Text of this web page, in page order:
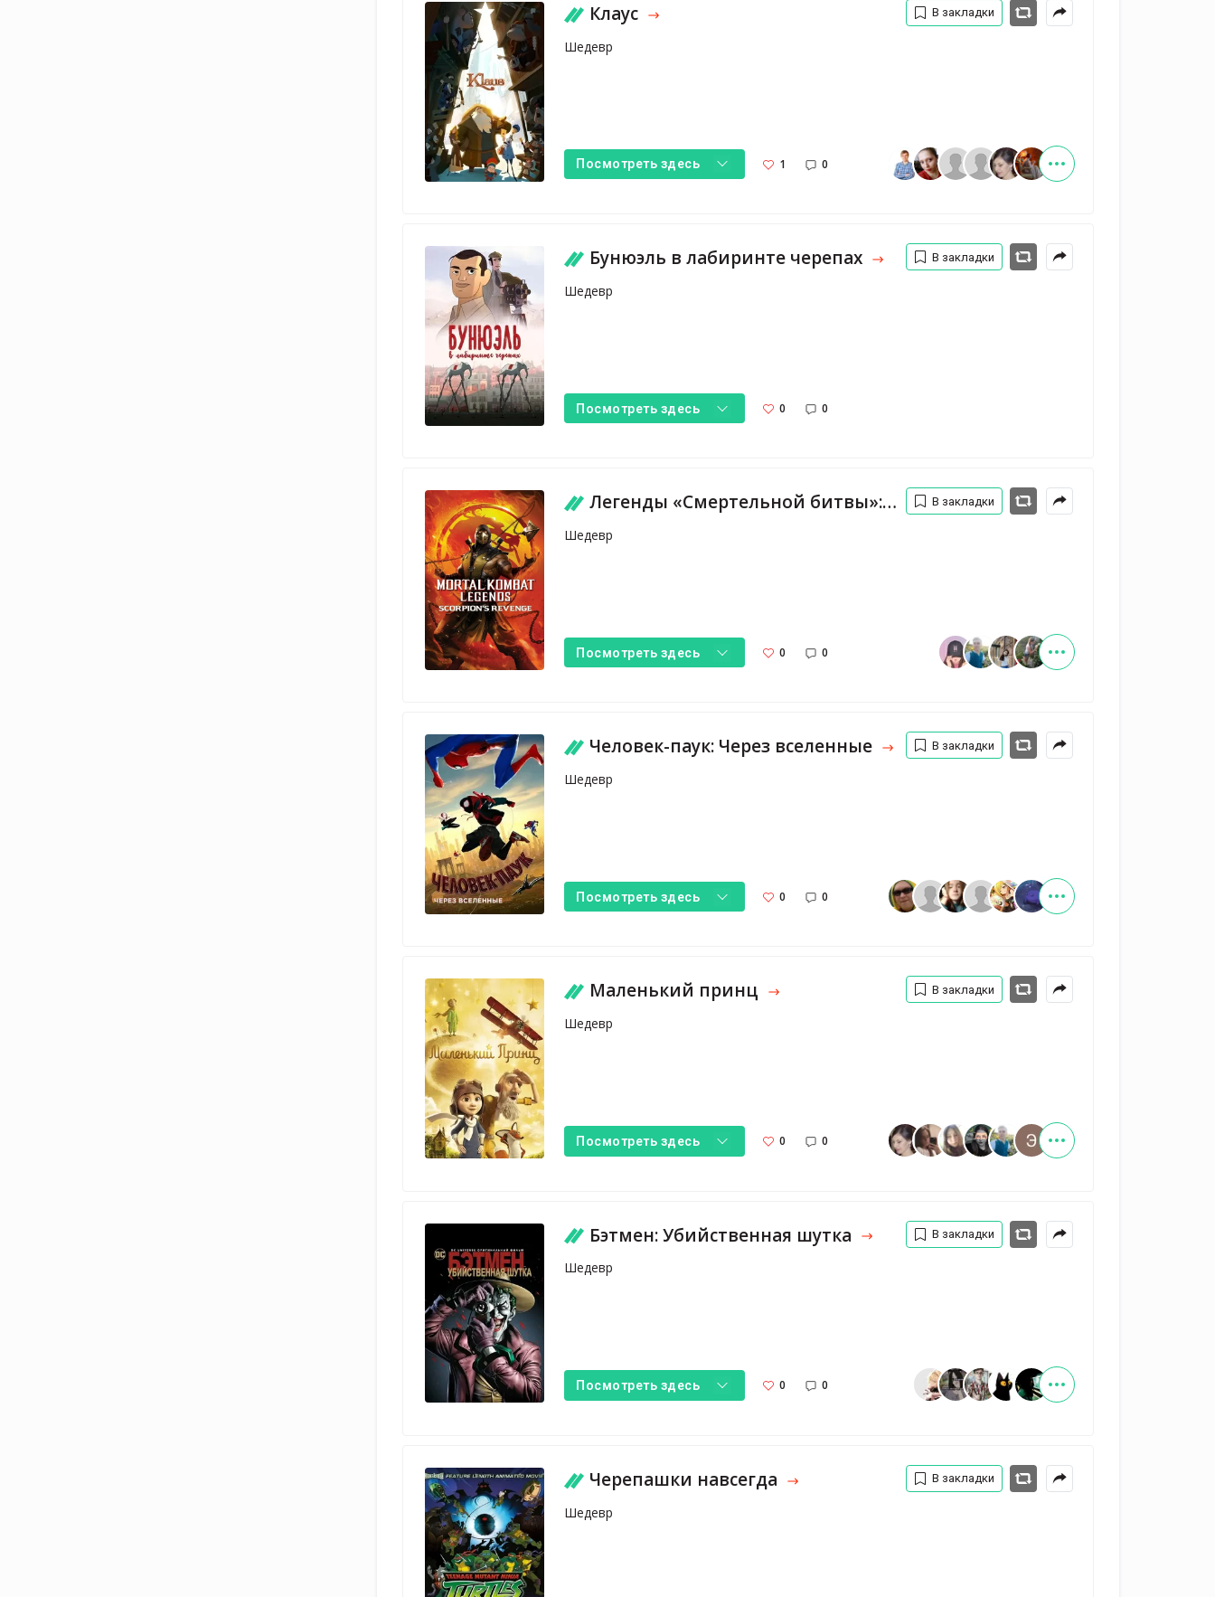
Клаус
Шедевр
Посмотреть здесь 1 0
В закладки
Бунюэль в лабиринте черепах
Шедевр
Посмотреть здесь 0 0
В закладки
Легенды «Смертельной битвы»: Месть Скорпиона
Шедевр
Посмотреть здесь 0 0
В закладки
Человек-паук: Через вселенные
Шедевр
Посмотреть здесь 0 0
В закладки
Маленький принц
Шедевр
Посмотреть здесь 0 0
В закладки
Бэтмен: Убийственная шутка
Шедевр
Посмотреть здесь 0 0
В закладки
Черепашки навсегда
Шедевр
В закладки